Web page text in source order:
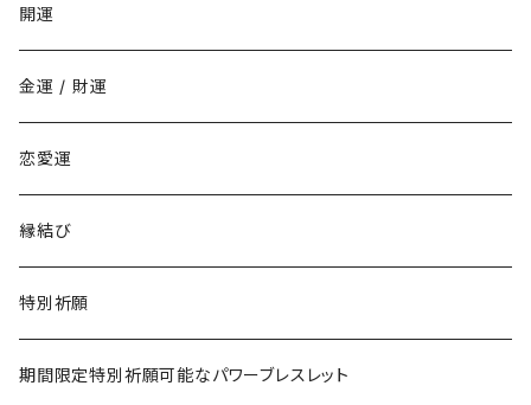
恋愛でライバルに勝ちたい
丑年
寅年
卯年
辰年
巳年
午年
開運
金運 / 財運
恋愛運
縁結び
特別祈願
期間限定特別祈願可能なパワーブレスレット